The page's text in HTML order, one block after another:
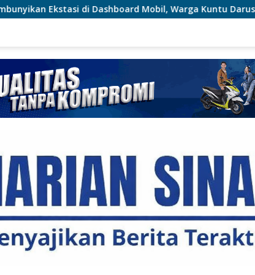
Mobil, Warga Kuntu Darussalam Diringkus Polisi